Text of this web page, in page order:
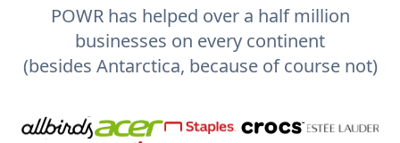
POWR has helped over a half million
businesses on every continent
(besides Antarctica, because of course not)